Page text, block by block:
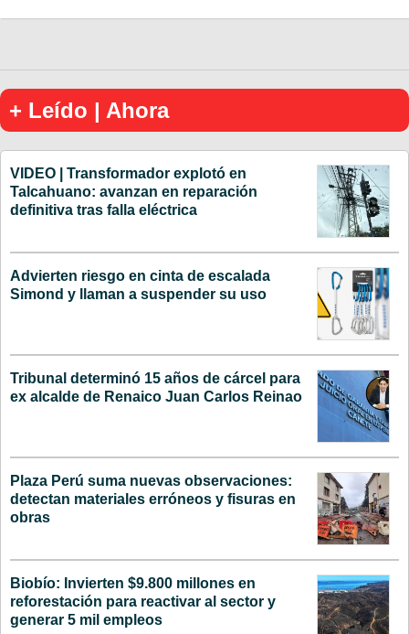
+ Leído | Ahora
VIDEO | Transformador explotó en
Talcahuano: avanzan en reparación
definitiva tras falla eléctrica
Advierten riesgo en cinta de escalada
Simond y llaman a suspender su uso
Tribunal determinó 15 años de cárcel para
ex alcalde de Renaico Juan Carlos Reinao
Plaza Perú suma nuevas observaciones:
detectan materiales erróneos y fisuras en
obras
Biobío: Invierten $9.800 millones en
reforestación para reactivar al sector y
generar 5 mil empleos